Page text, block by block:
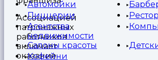
Автомойки
Пиццерии
Агентства
недвижимости
Салоны красоты
Кофейни
Ассоциацией
патронажных
работников
включает
оказание